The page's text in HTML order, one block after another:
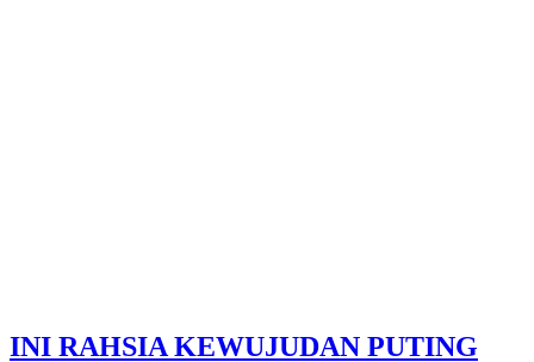
INI RAHSIA KEWUJUDAN PUTING